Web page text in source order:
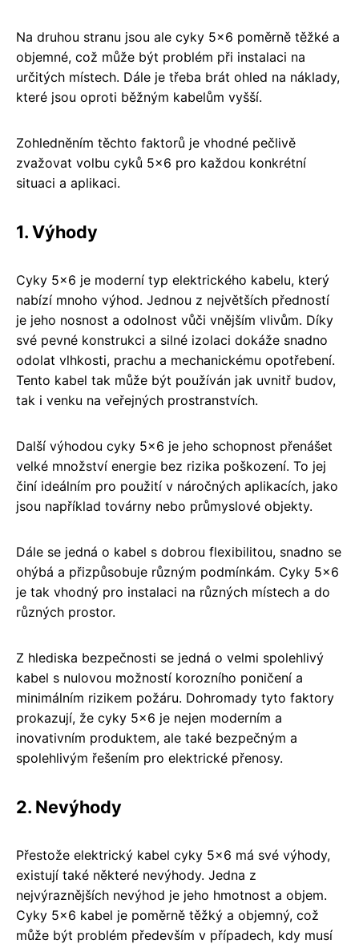
Na druhou stranu jsou ale cyky 5x6 poměrně těžké a
objemné, což může být problém při instalaci na
určitých místech. Dále je třeba brát ohled na náklady,
které jsou oproti běžným kabelům vyšší.
Zohledněním těchto faktorů je vhodné pečlivě
zvažovat volbu cyků 5x6 pro každou konkrétní
situaci a aplikaci.
1. Výhody
Cyky 5x6 je moderní typ elektrického kabelu, který
nabízí mnoho výhod. Jednou z největších předností
je jeho nosnost a odolnost vůči vnějším vlivům. Díky
své pevné konstrukci a silné izolaci dokáže snadno
odolat vlhkosti, prachu a mechanickému opotřebení.
Tento kabel tak může být používán jak uvnitř budov,
tak i venku na veřejných prostranstvích.
Další výhodou cyky 5x6 je jeho schopnost přenášet
velké množství energie bez rizika poškození. To jej
činí ideálním pro použití v náročných aplikacích, jako
jsou například továrny nebo průmyslové objekty.
Dále se jedná o kabel s dobrou flexibilitou, snadno se
ohýbá a přizpůsobuje různým podmínkám. Cyky 5x6
je tak vhodný pro instalaci na různých místech a do
různých prostor.
Z hlediska bezpečnosti se jedná o velmi spolehlivý
kabel s nulovou možností korozního poničení a
minimálním rizikem požáru. Dohromady tyto faktory
prokazují, že cyky 5x6 je nejen moderním a
inovativním produktem, ale také bezpečným a
spolehlivým řešením pro elektrické přenosy.
2. Nevýhody
Přestože elektrický kabel cyky 5x6 má své výhody,
existují také některé nevýhody. Jedna z
nejvýraznějších nevýhod je jeho hmotnost a objem.
Cyky 5x6 kabel je poměrně těžký a objemný, což
může být problém především v případech, kdy musí